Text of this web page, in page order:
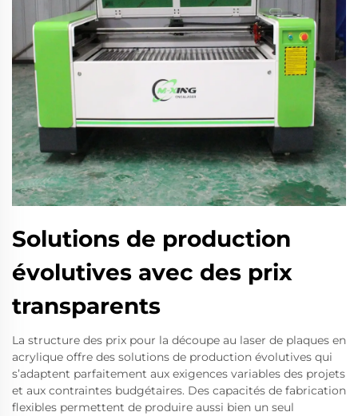
Solutions de production
évolutives avec des prix
transparents
La structure des prix pour la découpe au laser de plaques en
acrylique offre des solutions de production évolutives qui
s’adaptent parfaitement aux exigences variables des projets
et aux contraintes budgétaires. Des capacités de fabrication
flexibles permettent de produire aussi bien un seul